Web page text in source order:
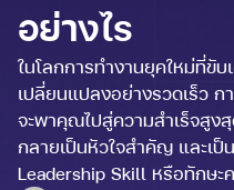
อย่างไร
ในโลกการทำงานยุคใหม่ที่ขับ
เปลี่ยนแปลงอย่างรวดเร็ว
จะพาคุณไปสู่ความสำเร็จสูง
กลายเป็นหัวใจสำคัญ และเ
Leadership Skill หรือทักษะ